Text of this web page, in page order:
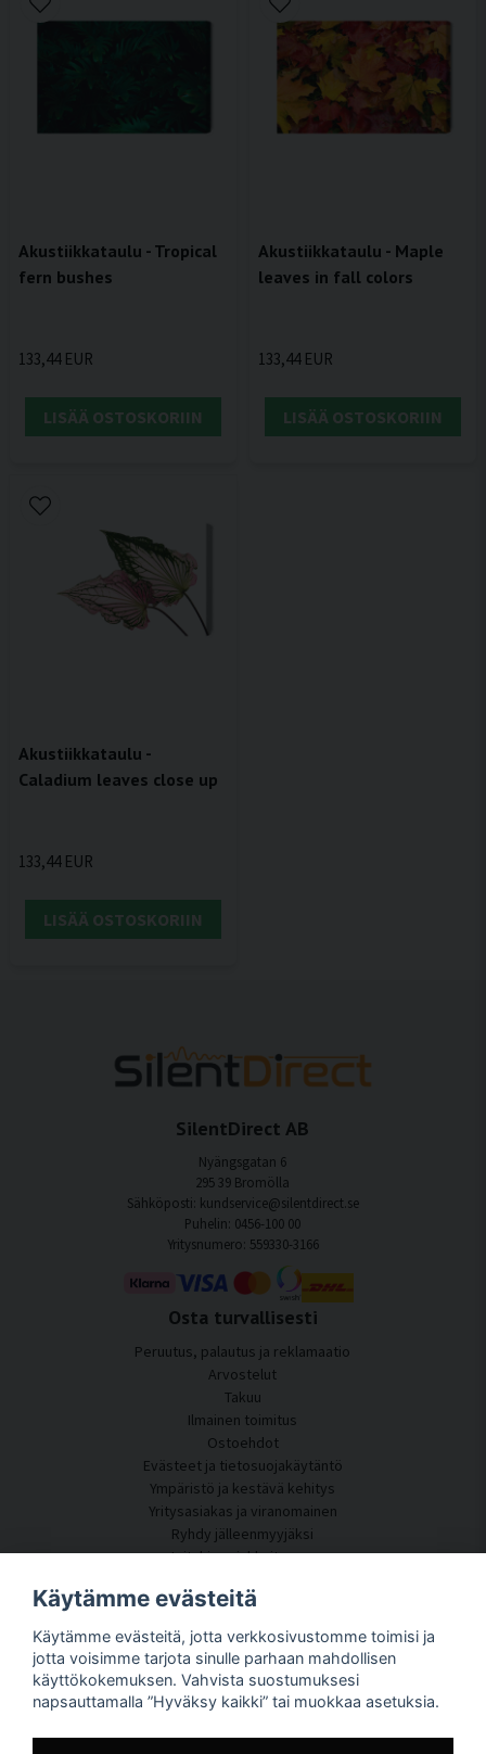
Akustiikkataulu - Tropical
fern bushes
133,44 EUR
LISÄÄ OSTOSKORIIN
Akustiikkataulu - Maple
leaves in fall colors
133,44 EUR
LISÄÄ OSTOSKORIIN
Akustiikkataulu -
Caladium leaves close up
133,44 EUR
LISÄÄ OSTOSKORIIN
SilentDirect AB
Nyängsgatan 6
295 39 Bromölla
Sähköposti: kundservice@silentdirect.se
Puhelin: 0456-100 00
Yritysnumero: 559330-3166
Osta turvallisesti
Peruutus, palautus ja reklamaatio
Arvostelut
Takuu
Ilmainen toimitus
Ostoehdot
Evästeet ja tietosuojakäytäntö
Ympäristö ja kestävä kehitys
Yritysasiakas ja viranomainen
Ryhdy jälleenmyyjäksi
Joitakin asiakkaitamme
Asiakaspalvelu
Akustiikkakonsultointi
Asennus
Kysymyksiä ja vastauksia
Tietoportaali
Käytämme evästeitä
Käytämme evästeitä, jotta verkkosivustomme toimisi ja
jotta voisimme tarjota sinulle parhaan mahdollisen
käyttökokemuksen. Vahvista suostumuksesi
napsauttamalla ”Hyväksy kaikki” tai muokkaa asetuksia.